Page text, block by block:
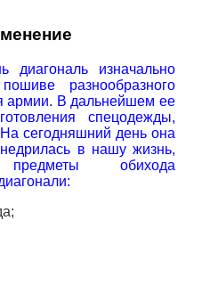
диагональ изначально
разнообразного
армии. В дальнейшем ее
спецодежды,
сегодняшний день она
в нашу жизнь,
обихода